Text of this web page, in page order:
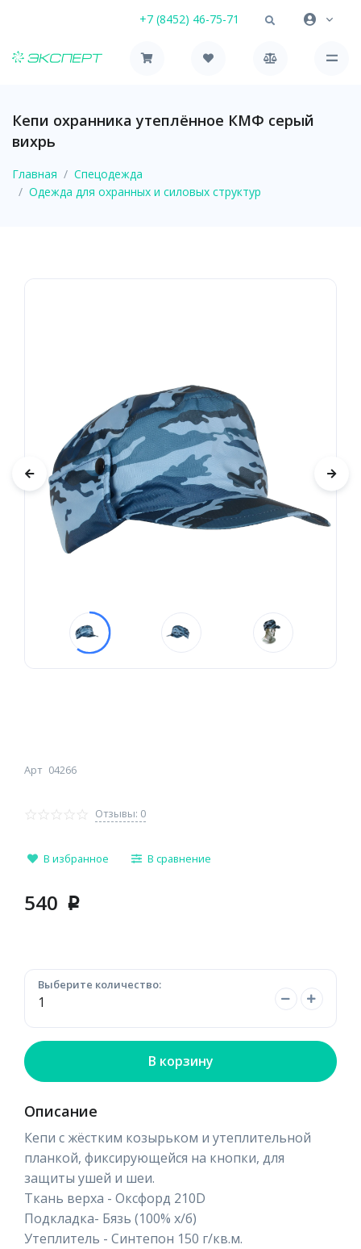
+7 (8452) 46-75-71
Кепи охранника утеплённое КМФ серый
вихрь
Главная
Спецодежда
Одежда для охранных и силовых структур
Арт 04266
Отзывы: 0
В избранное В сравнение
540 p
Выберите количество:
В корзину
Описание
Кепи с жёстким козырьком и утеплительной
планкой, фиксирующейся на кнопки, для
защиты ушей и шеи.
Ткань верха - Оксфорд 210D
Подкладка- Бязь (100% х/б)
Утеплитель - Синтепон 150 г/кв.м.